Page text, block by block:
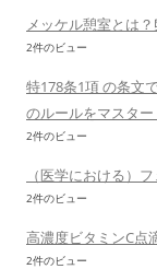
メッケル憩室とは
2件のビュー
特178条1項 の条文
のルールをマスター
2件のビュー
（医学における）
2件のビュー
高濃度ビタミンC点
2件のビュー